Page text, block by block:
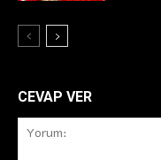
CEVAP VER